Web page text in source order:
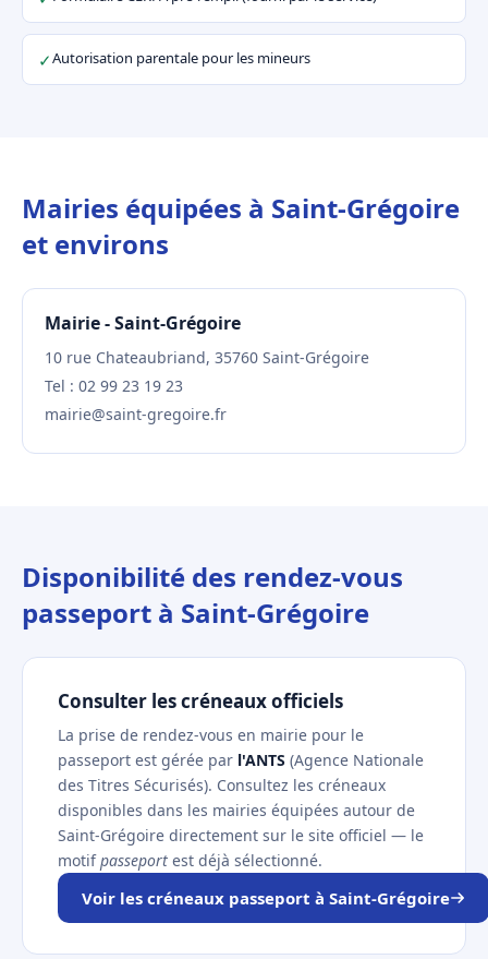
✓Autorisation parentale pour les mineurs
Mairies équipées à Saint-Grégoire
et environs
Mairie - Saint-Grégoire
10 rue Chateaubriand, 35760 Saint-Grégoire
Tel : 02 99 23 19 23
mairie@saint-gregoire.fr
Disponibilité des rendez-vous
passeport à Saint-Grégoire
Consulter les créneaux officiels
La prise de rendez-vous en mairie pour le
passeport est gérée par l'ANTS (Agence Nationale
des Titres Sécurisés). Consultez les créneaux
disponibles dans les mairies équipées autour de
Saint-Grégoire directement sur le site officiel — le
motifpasseport est déjà sélectionné.
Voir les créneaux passeport à Saint-Grégoire